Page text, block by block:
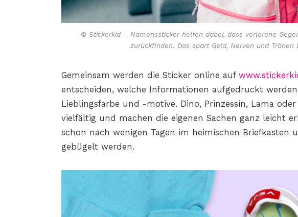
© Stickerkid – Namenssticker helfen dabei, dass verlorene
zurückfinden. Das spart Geld, Nerven und Tränen
Gemeinsam werden die Sticker online auf
entscheiden, welche Informationen aufgedruckt
Lieblingsfarbe und -motive. Dino, Prinzessin, Lama
vielfältig und machen die eigenen Sachen ganz leicht
schon nach wenigen Tagen im heimischen Briefkasten
gebügelt werden.